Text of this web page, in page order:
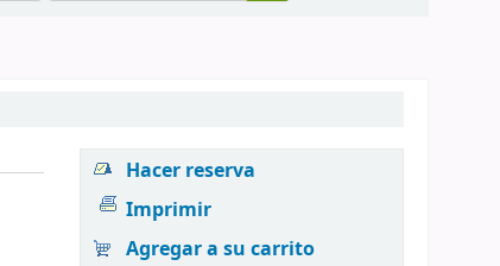
Hacer reserva
Imprimir
Agregar a su carrito